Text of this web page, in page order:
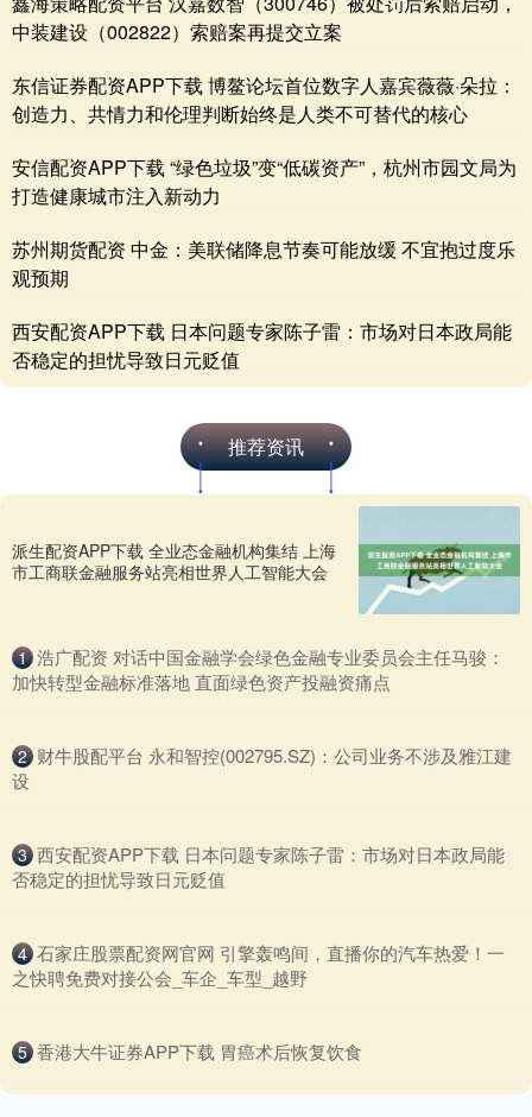
中装建设（002822）索赔案再提交立案
东信证券配资APP下载 博鳌论坛首位数字人嘉宾薇薇·朵拉：
创造力、共情力和伦理判断始终是人类不可替代的核心
安信配资APP下载 “绿色垃圾”变“低碳资产”，杭州市园文局为
打造健康城市注入新动力
苏州期货配资 中金：美联储降息节奏可能放缓 不宜抱过度乐
观预期
西安配资APP下载 日本问题专家陈子雷：市场对日本政局能
否稳定的担忧导致日元贬值
推荐资讯
派生配资APP下载 全业态金融机构集结 上海
市工商联金融服务站亮相世界人工智能大会
1 ​浩广配资 对话中国金融学会绿色金融专业委员会主任马骏：
加快转型金融标准落地 直面绿色资产投融资痛点
2 ​财牛股配平台 永和智控(002795.SZ)：公司业务不涉及雅江建
设
3 ​西安配资APP下载 日本问题专家陈子雷：市场对日本政局能
否稳定的担忧导致日元贬值
4 ​石家庄股票配资网官网 引擎轰鸣间，直播你的汽车热爱！一
之快聘免费对接公会_车企_车型_越野
5 ​香港大牛证券APP下载 胃癌术后恢复饮食